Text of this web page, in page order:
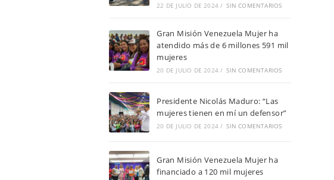
22 DE JULIO DE 2024 / SIN COMENTARIOS
Gran Misión Venezuela Mujer ha
atendido más de 6 millones 591 mil
mujeres
20 DE JULIO DE 2024 / SIN COMENTARIOS
Presidente Nicolás Maduro: “Las
mujeres tienen en mí un defensor”
20 DE JULIO DE 2024 / SIN COMENTARIOS
Gran Misión Venezuela Mujer ha
financiado a 120 mil mujeres